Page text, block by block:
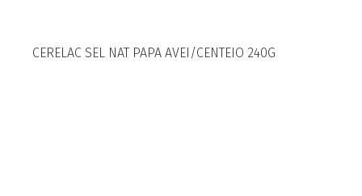
CERELAC SEL NAT PAPA AVEI/CENTEIO 240G